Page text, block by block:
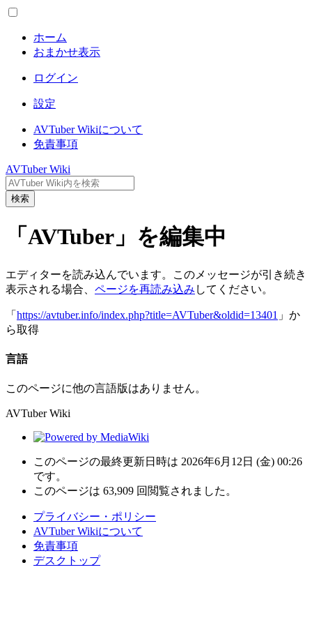
ホーム
おまかせ表示
ログイン
設定
AVTuber Wikiについて
免責事項
AVTuber Wiki
検索
「AVTuber」を編集中
エディターを読み込んでいます。このメッセージが引き続き
表示される場合、 ページを再読み込み してください。
「 https://avtuber.info/index.php?title=AVTuber&oldid=13401 」か
ら取得
言語
このページに他の言語版はありません。
AVTuber Wiki
このページの最終更新日時は 2026年6月12日 (金) 00:26
です。
このページは 63,909 回閲覧されました。
プライバシー・ポリシー
AVTuber Wikiについて
免責事項
デスクトップ